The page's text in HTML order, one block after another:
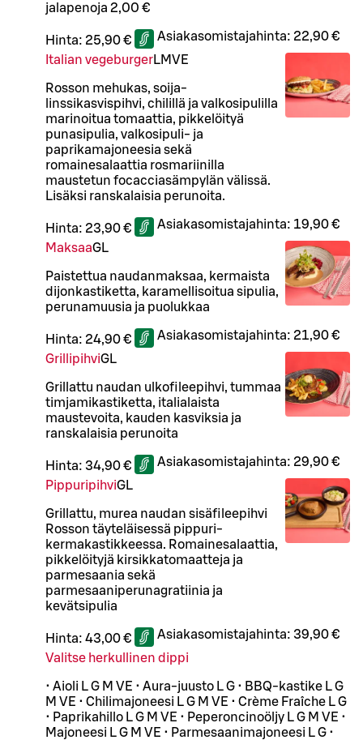
jalapenoja 2,00 €
Hinta: 25,90 € Asiakasomistajahinta: 22,90 €
Italian vegeburgerLMVE
Rosson mehukas, soija-
linssikasvispihvi, chilillä ja valkosipulilla
marinoitua tomaattia, pikkelöityä
punasipulia, valkosipuli- ja
paprikamajoneesia sekä
romainesalaattia rosmariinilla
maustetun focacciasämpylän välissä.
Lisäksi ranskalaisia perunoita.
Hinta: 23,90 € Asiakasomistajahinta: 19,90 €
MaksaaGL
Paistettua naudanmaksaa, kermaista
dijonkastiketta, karamellisoitua sipulia,
perunamuusia ja puolukkaa
Hinta: 24,90 € Asiakasomistajahinta: 21,90 €
GrillipihviGL
Grillattu naudan ulkofileepihvi, tummaa
timjamikastiketta, italialaista
maustevoita, kauden kasviksia ja
ranskalaisia perunoita
Hinta: 34,90 € Asiakasomistajahinta: 29,90 €
PippuripihviGL
Grillattu, murea naudan sisäfileepihvi
Rosson täyteläisessä pippuri-
kermakastikkeessa. Romainesalaattia,
pikkelöityjä kirsikkatomaatteja ja
parmesaania sekä
parmesaaniperunagratiinia ja
kevätsipulia
Hinta: 43,00 € Asiakasomistajahinta: 39,90 €
Valitse herkullinen dippi
• Aioli L G M VE • Aura-juusto L G • BBQ-kastike L G
M VE • Chilimajoneesi L G M VE • Crème Fraîche L G
• Paprikahillo L G M VE • Peperoncinoöljy L G M VE •
Majoneesi L G M VE • Parmesaanimajoneesi L G •